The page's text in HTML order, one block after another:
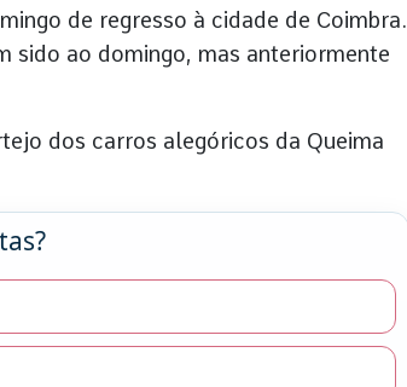
de regresso à cidade de Coimbra.
sido ao domingo, mas anteriormente
dos carros alegóricos da Queima